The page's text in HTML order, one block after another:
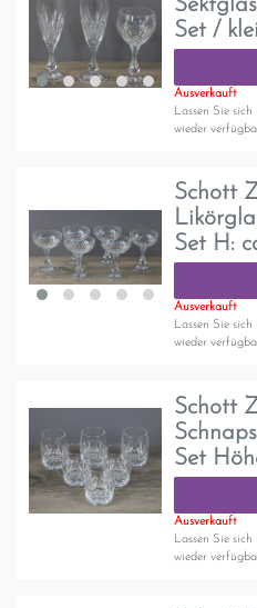
Set /
Ausverkauft
Lassen Sie
wieder
Schott
Set H:
Ausverkauft
Lassen Sie
wieder
Schott
Set
Ausverkauft
Lassen Sie
wieder